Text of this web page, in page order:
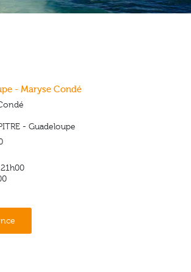
- Maryse Condé
- Guadeloupe